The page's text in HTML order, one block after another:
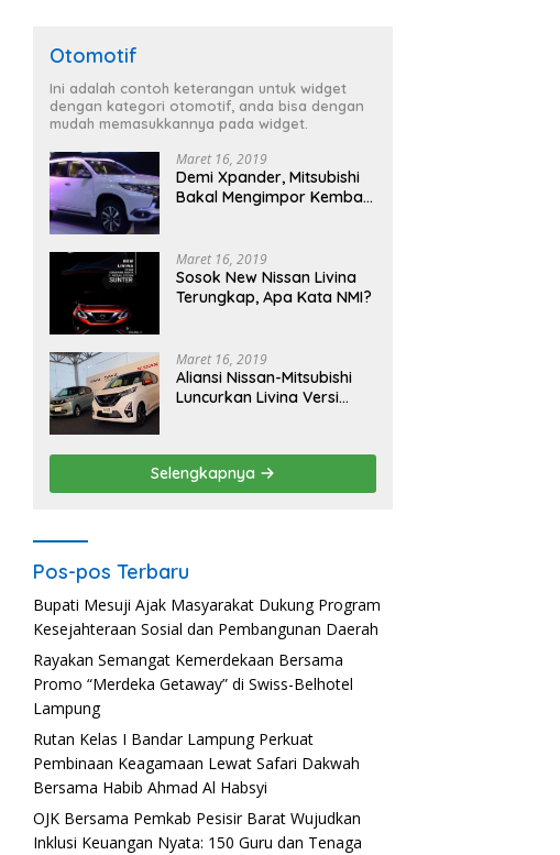
Otomotif
Ini adalah contoh keterangan untuk widget
dengan kategori otomotif, anda bisa dengan
mudah memasukkannya pada widget.
Maret 16, 2019
Demi Xpander, Mitsubishi
Bakal Mengimpor Kembali
Maret 16, 2019
Sosok New Nissan Livina
Terungkap, Apa Kata NMI?
Maret 16, 2019
Aliansi Nissan-Mitsubishi
Luncurkan Livina Versi
Selengkapnya
Pos-pos Terbaru
Bupati Mesuji Ajak Masyarakat Dukung Program
Kesejahteraan Sosial dan Pembangunan Daerah
Rayakan Semangat Kemerdekaan Bersama
Promo “Merdeka Getaway” di Swiss-Belhotel
Lampung
Rutan Kelas I Bandar Lampung Perkuat
Pembinaan Keagamaan Lewat Safari Dakwah
Bersama Habib Ahmad Al Habsyi
OJK Bersama Pemkab Pesisir Barat Wujudkan
Inklusi Keuangan Nyata: 150 Guru dan Tenaga